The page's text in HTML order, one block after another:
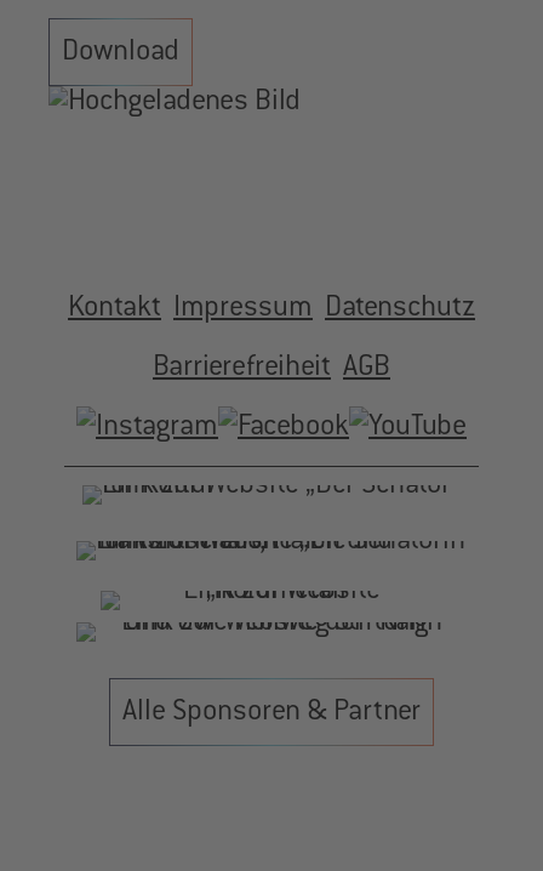
Download
Kontakt Impressum Datenschutz
Barrierefreiheit AGB
Alle Sponsoren & Partner